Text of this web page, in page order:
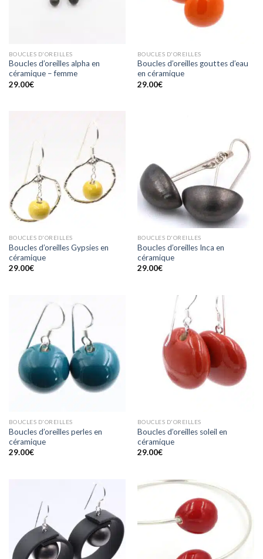
BOUCLES D'OREILLES
Boucles d’oreilles alpha en
céramique – femme
29.00€
BOUCLES D'OREILLES
Boucles d’oreilles gouttes d’eau
en céramique
29.00€
BOUCLES D'OREILLES
Boucles d’oreilles Gypsies en
céramique
29.00€
BOUCLES D'OREILLES
Boucles d’oreilles Inca en
céramique
29.00€
BOUCLES D'OREILLES
Boucles d’oreilles perles en
céramique
29.00€
BOUCLES D'OREILLES
Boucles d’oreilles soleil en
céramique
29.00€